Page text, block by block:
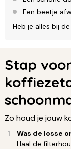
Een beetje
Heb je alles bij
Stap
Zo houd je jouw
Was de losse
Haal de